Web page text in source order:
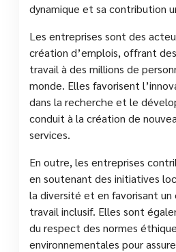
dynamique et sa contribution
Les entreprises sont des
création d’emplois, offrant
travail à des millions de
monde. Elles favorisent
dans la recherche et le
conduit à la création de
services.
En outre, les entreprises
en soutenant des initiatives
la diversité et en favorisant un
travail inclusif. Elles sont
du respect des normes
environnementales pour